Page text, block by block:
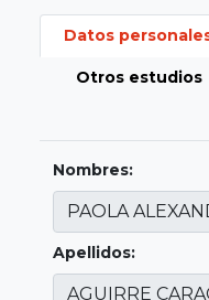
Datos
Otros estudios
Nombres:
Apellidos: